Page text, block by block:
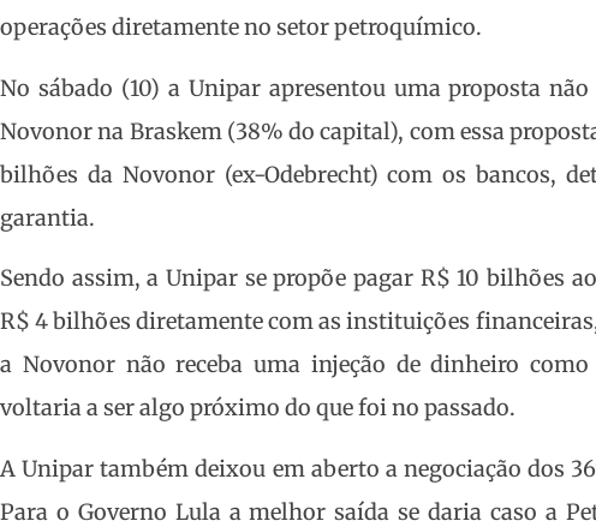
operações diretamente no setor petroquímico.
No sábado (10) a Unipar apresentou uma proposta
Novonor na Braskem (38% do capital), com essa
bilhões da Novonor (ex-Odebrecht) com os bancos,
garantia.
Sendo assim, a Unipar se propõe pagar R$ 10 bilhões
R$ 4 bilhões diretamente com as instituições
a Novonor não receba uma injeção de dinheiro
voltaria a ser algo próximo do que foi no passado.
A Unipar também deixou em aberto a negociação dos
Para o Governo Lula a melhor saída se daria caso a